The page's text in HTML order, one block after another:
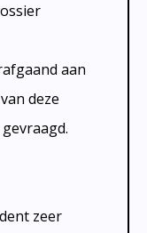
aan
deze
zeer